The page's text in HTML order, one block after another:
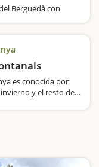
Berguedà con
es conocida por
y el resto del